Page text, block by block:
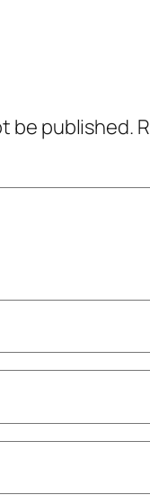
be published.